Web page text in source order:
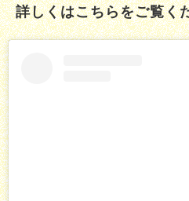
詳しくはこちらをご覧く